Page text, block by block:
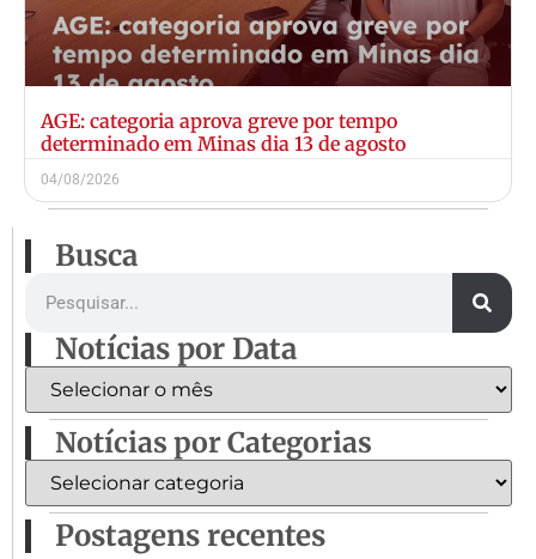
AGE: categoria aprova greve por tempo
determinado em Minas dia 13 de agosto
04/08/2026
Busca
Notícias por Data
Notícias por Categorias
Postagens recentes